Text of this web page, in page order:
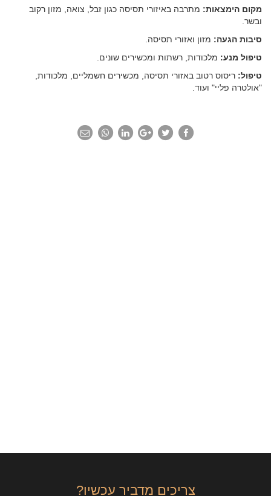
מקום הימצאות: מתרבה באיזורי תסיסה כגון זבל, צואה, מזון רקוב
ובשר.
סיבות הגעה: מזון ואזורי תסיסה.
טיפול מנע: מלכודות, רשתות ומכשירים שונים.
טיפול: ריסוס רטוב באזורי תסיסה, מכשירים חשמליים, מלכודות,
"אולטרה פליי" ועוד.
צריכים מדביר עכשיו?